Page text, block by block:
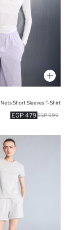
479 EGP 999 EGP